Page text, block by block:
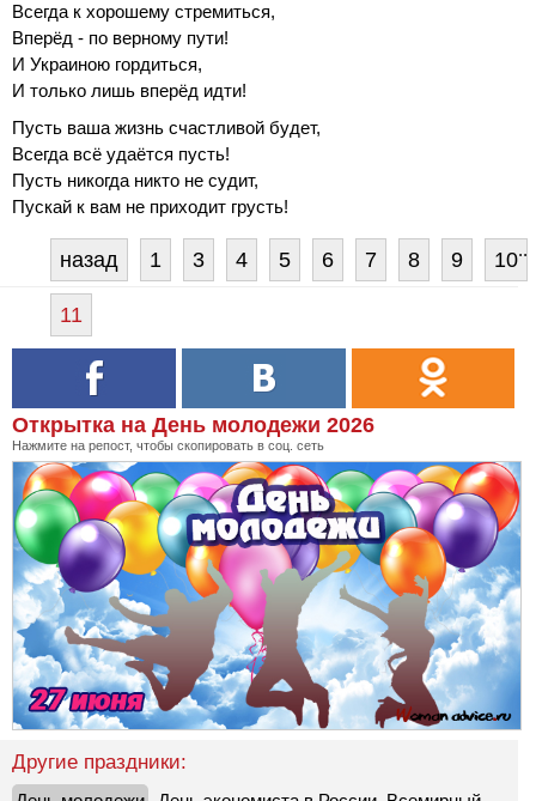
Всегда к хорошему стремиться,
Вперёд - по верному пути!
И Украиною гордиться,
И только лишь вперёд идти!
Пусть ваша жизнь счастливой будет,
Всегда всё удаётся пусть!
Пусть никогда никто не судит,
Пускай к вам не приходит грусть!
назад 1 ..
3 4 5 6 7 8 9 10
11
Открытка на День молодежи 2026
Нажмите на репост, чтобы скопировать в соц. сеть
Другие праздники: